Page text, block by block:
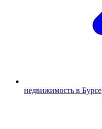
недвижимость в Бурсе